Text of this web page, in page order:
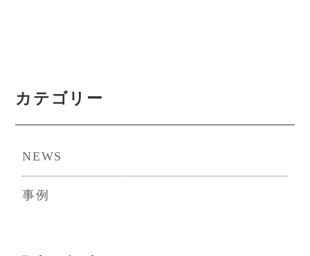
送
り
カテゴリー
NEWS
事例